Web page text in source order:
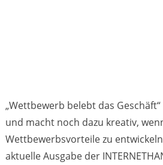
„Wettbewerb belebt das
und macht noch dazu kreativ,
Wettbewerbsvorteile zu
aktuelle Ausgabe der